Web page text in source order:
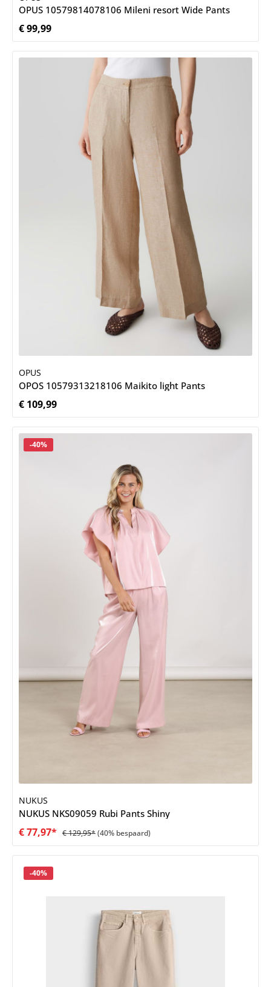
OPUS 10579814078106 Mileni resort Wide Pants
Normale prijs:
€ 99,99
OPUS
OPOS 10579313218106 Maikito light Pants
Normale prijs:
€ 109,99
Korting
-40%
NUKUS
NUKUS NKS09059 Rubi Pants Shiny
€ 77,97* € 129,95*(40% bespaard)
Korting
-40%